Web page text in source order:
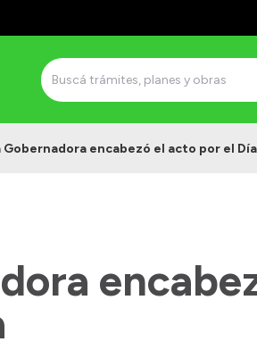
Gobernadora encabezó el acto por el